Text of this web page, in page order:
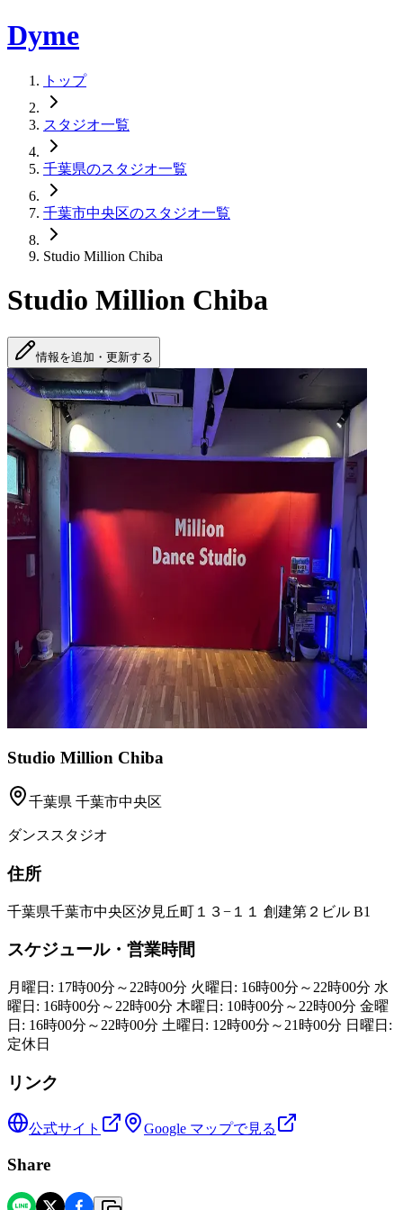
Dyme
トップ
スタジオ一覧
千葉県のスタジオ一覧
千葉市中央区のスタジオ一覧
Studio Million Chiba
Studio Million Chiba
情報を追加・更新する
Studio Million Chiba
千葉県 千葉市中央区
ダンススタジオ
住所
千葉県千葉市中央区汐見丘町１３−１１ 創建第２ビル B1
スケジュール・営業時間
月曜日: 17時00分～22時00分 火曜日: 16時00分～22時00分 水
曜日: 16時00分～22時00分 木曜日: 10時00分～22時00分 金曜
日: 16時00分～22時00分 土曜日: 12時00分～21時00分 日曜日:
定休日
リンク
公式サイト Google マップで見る
Share